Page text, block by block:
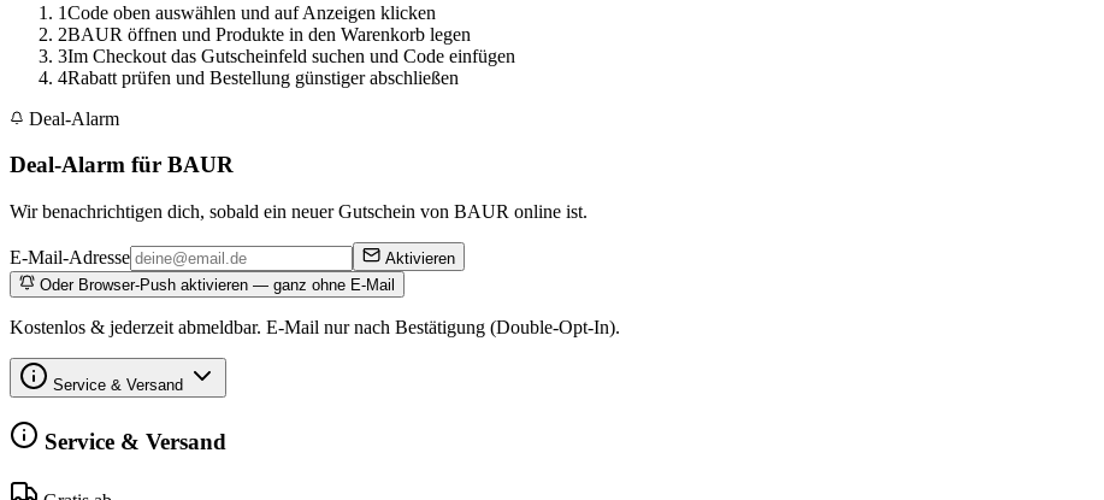
1Code oben auswählen und auf Anzeigen klicken
2BAUR öffnen und Produkte in den Warenkorb legen
3Im Checkout das Gutscheinfeld suchen und Code einfügen
4Rabatt prüfen und Bestellung günstiger abschließen
Deal-Alarm
Deal-Alarm für BAUR
Wir benachrichtigen dich, sobald ein neuer Gutschein von BAUR online ist.
E-Mail-Adresse
Aktivieren
Oder Browser-Push aktivieren — ganz ohne E-Mail
Kostenlos & jederzeit abmeldbar. E-Mail nur nach Bestätigung (Double-Opt-In).
Service & Versand
Service & Versand